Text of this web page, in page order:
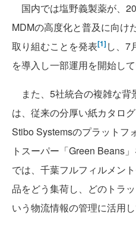
国内では塩野義製薬が、
MDMの高度化と普及に向け
取り組むことを発表[1]し、7
を導入し一部運用を開始して
また、5社統合の複雑な背
は、従来の分厚い紙カタロ
Stibo Systemsのプラットフ
トスーパー「Green Beans
では、千葉フルフィルメン
品をどう集荷し、どのトラ
いう物流情報の管理に活用し